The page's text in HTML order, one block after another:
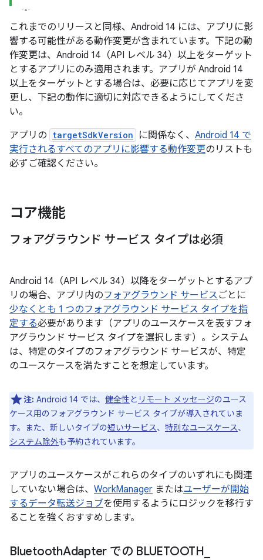
これまでのリリースと同様、Android 14 には、アプリに影
響する可能性がある動作変更が含まれています。下記の動
作変更は、Android 14（API レベル 34）以上をターゲット
とするアプリにのみ適用されます。アプリが Android 14
以上をターゲットとする場合は、必要に応じてアプリを変
更し、下記の動作に適切に対応できるようにしてくださ
い。
アプリの targetSdkVersion に関係なく、 Android 14 で
実行されるすべてのアプリに影響する動作変更のリストも
必ずご確認ください。
コア機能
フォアグラウンド サービス タイプは必須
Android 14（API レベル 34）以降をターゲットとするアプ
リの場合、アプリ内のフォアグラウンド サービスごとに
少なくとも 1 つのフォアグラウンド サービス タイプを指
定する必要があります（アプリのユースケースを表すフォ
アグラウンド サービス タイプを選択します）。システム
は、特定のタイプのフォアグラウンド サービスが、特定
のユースケースを満たすことを想定しています。
注: Android 14 では、 健全性 と リモート メッセージのユース
ケース用のフォアグラウンド サービス タイプが導入されていま
す。また、新しいタイプの短いサービス、 特別なユースケース、
システム除外も予約されています。
アプリのユースケースがこれらのタイプのいずれにも関連
していない場合は、 WorkManager またはユーザーが開始
するデータ転送ジョブを使用するようにロジックを移行す
ることを強くおすすめします。
BluetoothAdapter での BLUETOOTH